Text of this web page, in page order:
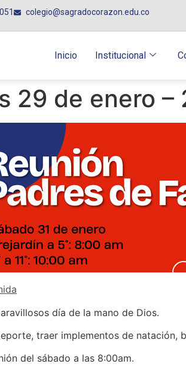
colegio@sagradocorazon.edu.co
Inicio Institucional
29 de enero –
día de la mano de Dios.
traer implementos de
del sábado a las 8:00am.